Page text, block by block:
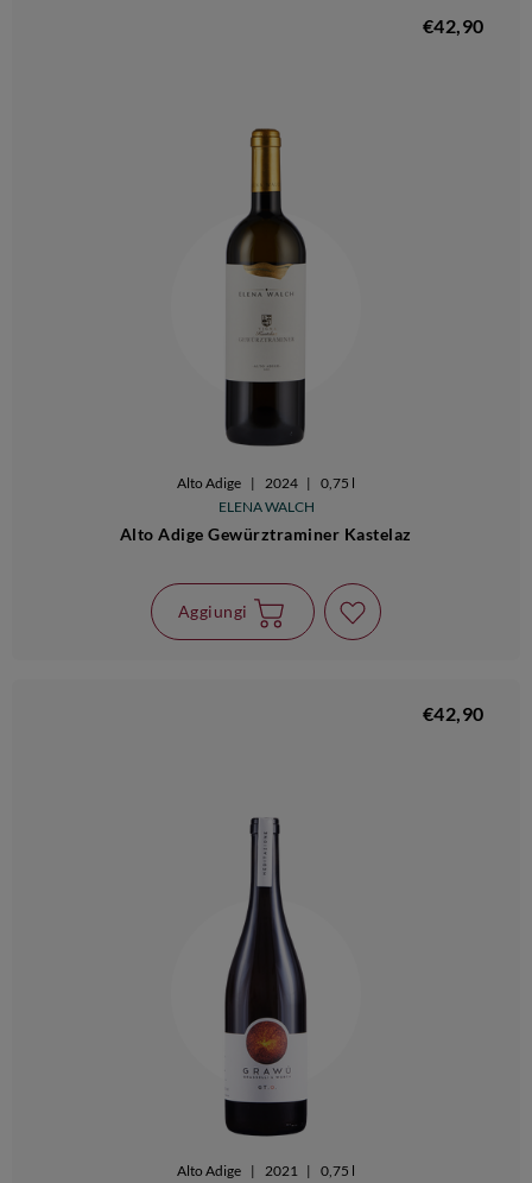
€42,90
Alto Adige | 2024 | 0,75 l
ELENA WALCH
Alto Adige Gewürztraminer Kastelaz
Aggiungi
€42,90
Alto Adige | 2021 | 0,75 l